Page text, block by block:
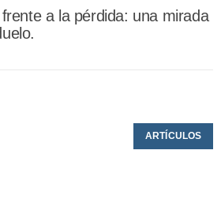
a la pérdida: una mirada
ARTÍCULOS